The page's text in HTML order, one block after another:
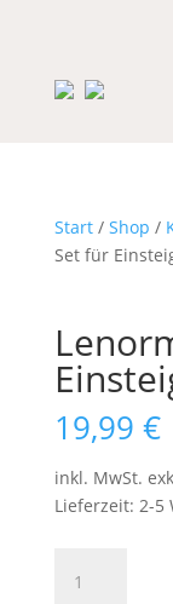
Start/ Shop /
Set für
19,99 €
inkl. MwSt.
Lieferzeit: 2-5